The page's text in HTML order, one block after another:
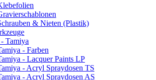
& Nieten (Plastik)
Tamiya
- Farben
- Lacquer Paints LP
- Acryl Spraydosen TS
- Acryl Spraydosen AS